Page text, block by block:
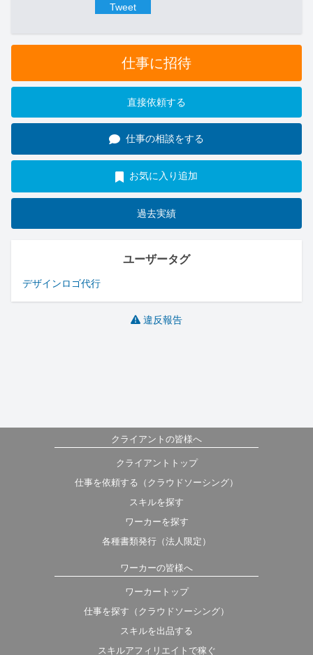
Tweet
仕事に招待
直接依頼する
仕事の相談をする
お気に入り追加
過去実績
ユーザータグ
デザインロゴ代行
違反報告
クライアントの皆様へ
クライアントトップ
仕事を依頼する（クラウドソーシング）
スキルを探す
ワーカーを探す
各種書類発行（法人限定）
ワーカーの皆様へ
ワーカートップ
仕事を探す（クラウドソーシング）
スキルを出品する
スキルアフィリエイトで稼ぐ